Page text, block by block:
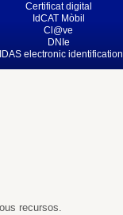
Certificat digital
IdCAT Mòbil
Cl@ve
DNIe
electronic identification
recursos.